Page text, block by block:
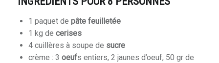
1 paquet de pâte feuilletée
1 kg de cerises
4 cuillères à soupe de sucre
crème : 3 oeufs entiers, 2 jaunes d’oeuf, 50 gr de